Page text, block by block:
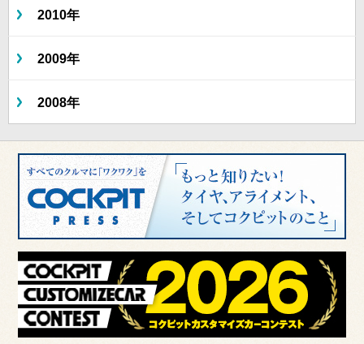
2010年
2009年
2008年